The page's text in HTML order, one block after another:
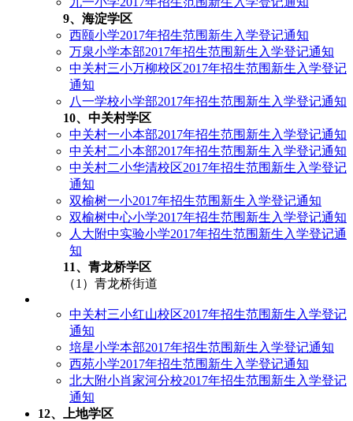
9、海淀学区
西颐小学2017年招生范围新生入学登记通知
万泉小学本部2017年招生范围新生入学登记通知
中关村三小万柳校区2017年招生范围新生入学登记
通知
八一学校小学部2017年招生范围新生入学登记通知
10、中关村学区
中关村一小本部2017年招生范围新生入学登记通知
中关村二小本部2017年招生范围新生入学登记通知
中关村二小华清校区2017年招生范围新生入学登记
通知
双榆树一小2017年招生范围新生入学登记通知
双榆树中心小学2017年招生范围新生入学登记通知
人大附中实验小学2017年招生范围新生入学登记通
知
11、青龙桥学区
（1）青龙桥街道
中关村三小红山校区2017年招生范围新生入学登记
通知
培星小学本部2017年招生范围新生入学登记通知
西苑小学2017年招生范围新生入学登记通知
北大附小肖家河分校2017年招生范围新生入学登记
通知
12、上地学区